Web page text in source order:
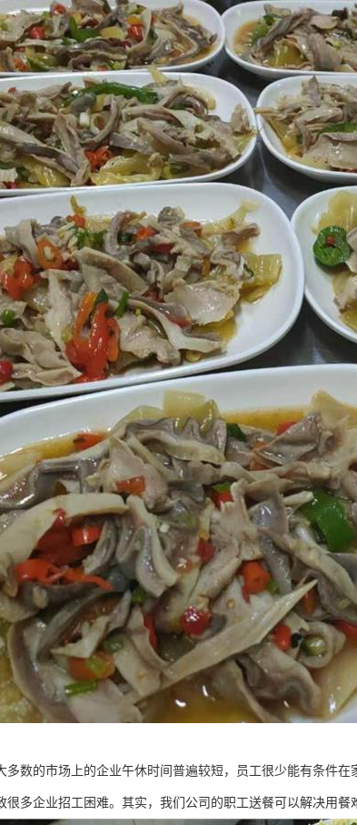
多数的市场上的企业午休时间普遍较短，员工很少能有条件
很多企业招工困难。其实，我们公司的职工送餐可以解决用餐